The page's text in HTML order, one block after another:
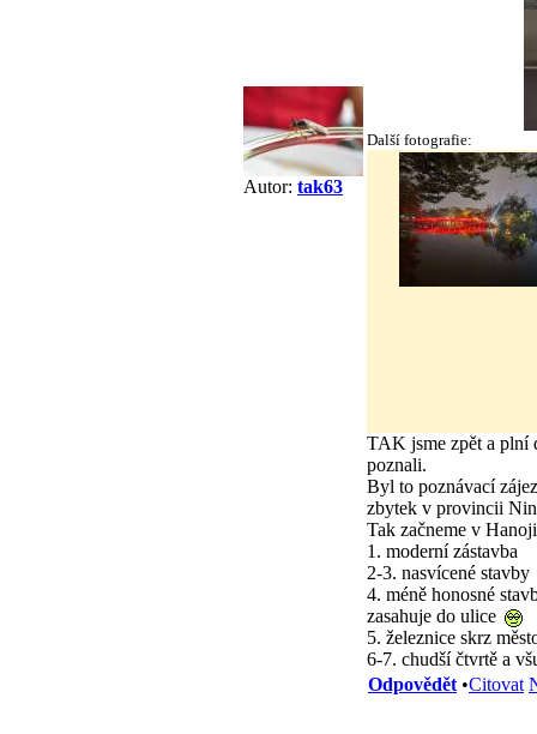
Autor: tak63
Další fotografie:
TAK jsme zpět a plní
poznali.
Byl to poznávací
zbytek v provincii
Tak začneme v
1. moderní zástavba
2-3. nasvícené stavby
4. méně honosné
zasahuje do ulice
5. železnice skrz
6-7. chudší čtvrtě a
Odpovědět •Citovat